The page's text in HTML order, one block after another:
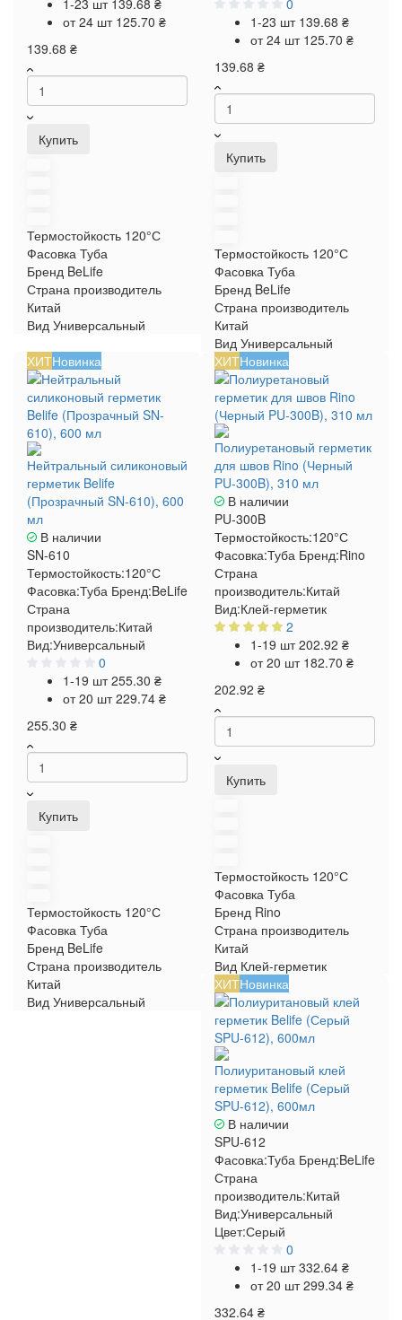
1-23 шт 139.68 ₴
от 24 шт 125.70 ₴
139.68 ₴
Купить
Термостойкость 120°С
Фасовка Туба
Бренд BeLife
Страна производитель
Китай
Вид Универсальный
0
1-23 шт 139.68 ₴
от 24 шт 125.70 ₴
139.68 ₴
Купить
Термостойкость 120°С
Фасовка Туба
Бренд BeLife
Страна производитель
Китай
Вид Универсальный
ХИТНовинка
Нейтральный силиконовый
герметик Belife
(Прозрачный SN-610), 600
мл
В наличии
SN-610
Термостойкость:120°С
Фасовка:Туба Бренд:BeLife
Страна
производитель:Китай
Вид:Универсальный
0
1-19 шт255.30 ₴
от 20 шт229.74 ₴
255.30 ₴
Купить
Термостойкость 120°С
Фасовка Туба
Бренд BeLife
Страна производитель
Китай
Вид Универсальный
ХИТНовинка
Полиуретановый герметик
для швов Rino (Черный
PU-300B), 310 мл
В наличии
PU-300B
Термостойкость:120°С
Фасовка:Туба Бренд:Rino
Страна
производитель:Китай
Вид:Клей-герметик
2
1-19 шт202.92 ₴
от 20 шт 182.70 ₴
202.92 ₴
Купить
Термостойкость 120°С
Фасовка Туба
Бренд Rino
Страна производитель
Китай
Вид Клей-герметик
ХИТНовинка
Полиуритановый клей
герметик Belife (Серый
SPU-612), 600мл
В наличии
SPU-612
Фасовка:Туба Бренд:BeLife
Страна
производитель:Китай
Вид:Универсальный
Цвет:Серый
0
1-19 шт332.64 ₴
от 20 шт299.34 ₴
332.64 ₴